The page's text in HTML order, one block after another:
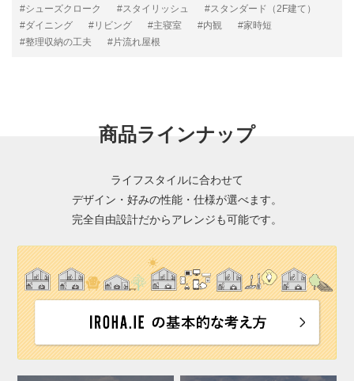
#シューズクローク
#スタイリッシュ
#スタンダード（2F建て）
#ダイニング
#リビング #主寝室 #内観
#家時短
#整理収納の工夫
#片流れ屋根
商品ラインナップ
ライフスタイルに合わせて
デザイン・好みの性能・仕様が選べます。
完全自由設計だからアレンジも可能です。